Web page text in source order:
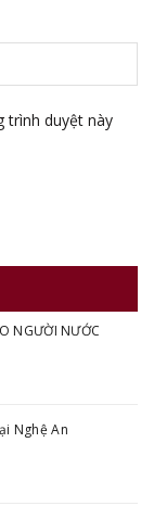
trình duyệt này
NGƯỜI NƯỚC
Nghệ An